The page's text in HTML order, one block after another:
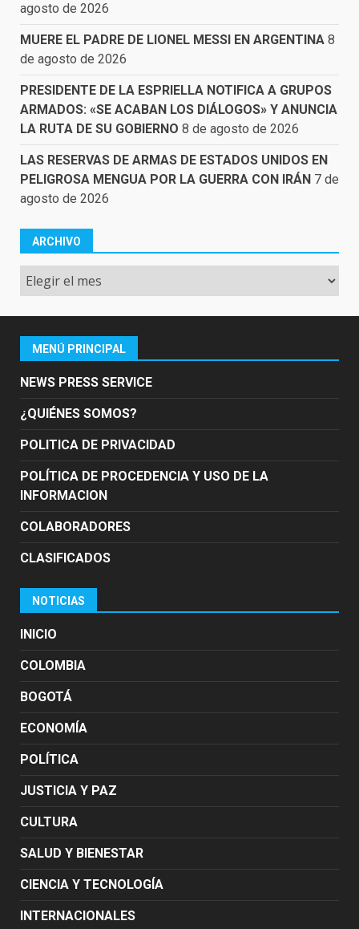
agosto de 2026
MUERE EL PADRE DE LIONEL MESSI EN ARGENTINA 8
de agosto de 2026
PRESIDENTE DE LA ESPRIELLA NOTIFICA A GRUPOS
ARMADOS: «SE ACABAN LOS DIÁLOGOS» Y ANUNCIA
LA RUTA DE SU GOBIERNO 8 de agosto de 2026
LAS RESERVAS DE ARMAS DE ESTADOS UNIDOS EN
PELIGROSA MENGUA POR LA GUERRA CON IRÁN 7 de
agosto de 2026
ARCHIVO
Archivo
MENÚ PRINCIPAL
NEWS PRESS SERVICE
¿QUIÉNES SOMOS?
POLITICA DE PRIVACIDAD
POLÍTICA DE PROCEDENCIA Y USO DE LA
INFORMACION
COLABORADORES
CLASIFICADOS
NOTICIAS
INICIO
COLOMBIA
BOGOTÁ
ECONOMÍA
POLÍTICA
JUSTICIA Y PAZ
CULTURA
SALUD Y BIENESTAR
CIENCIA Y TECNOLOGÍA
INTERNACIONALES